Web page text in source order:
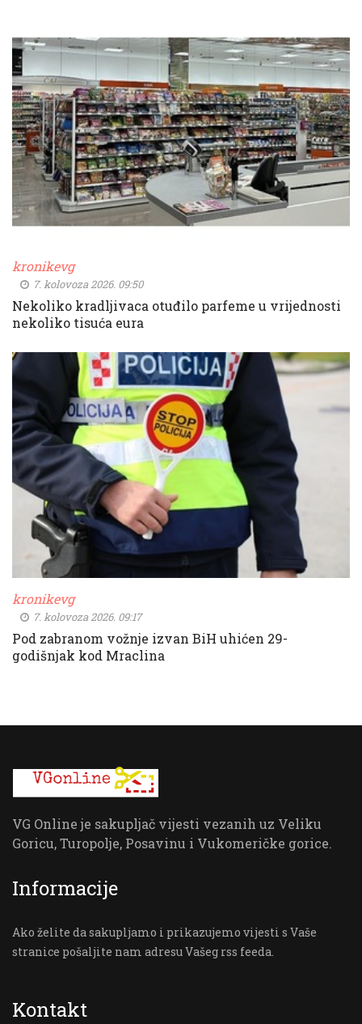
kronikevg
7. kolovoza 2026. 09:50
Nekoliko kradljivaca otuđilo parfeme u vrijednosti
nekoliko tisuća eura
kronikevg
7. kolovoza 2026. 09:17
Pod zabranom vožnje izvan BiH uhićen 29-
godišnjak kod Mraclina
VG Online je sakupljač vijesti vezanih uz Veliku
Goricu, Turopolje, Posavinu i Vukomeričke gorice.
Informacije
Ako želite da sakupljamo i prikazujemo vijesti s Vaše
stranice pošaljite nam adresu Vašeg rss feeda.
Kontakt